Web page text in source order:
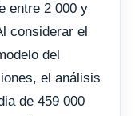
entre 2 000 y
considerar el
del
el análisis
de 459 000